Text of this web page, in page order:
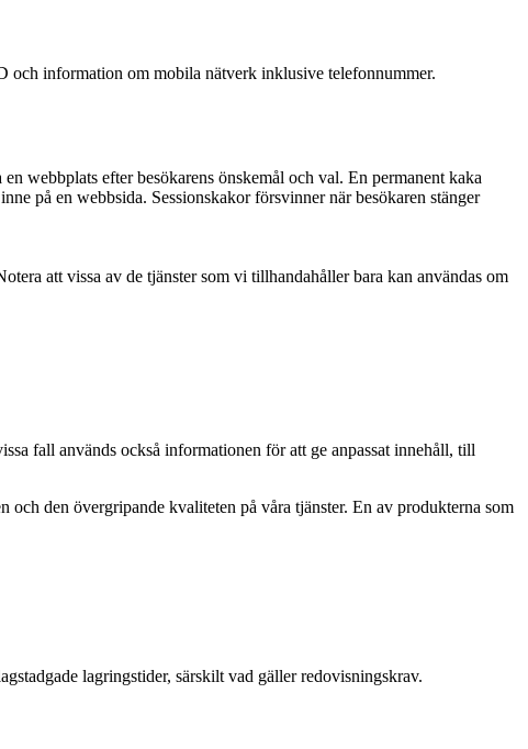
och information om mobila nätverk inklusive telefonnummer.
webbplats efter besökarens önskemål och val. En permanent kaka
på en webbsida. Sessionskakor försvinner när besökaren stänger
att vissa av de tjänster som vi tillhandahåller bara kan användas om
fall används också informationen för att ge anpassat innehåll, till
den övergripande kvaliteten på våra tjänster. En av produkterna som
lagringstider, särskilt vad gäller redovisningskrav.